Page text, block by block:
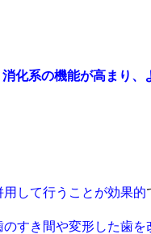
消化系の機能が高まり、
用して行うことが効果的
すき間や変形した歯を